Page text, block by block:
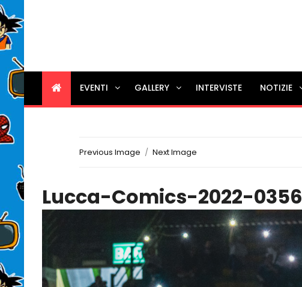
EVENTI GALLERY INTERVISTE NOTIZIE
Previous Image Next Image
Lucca-Comics-2022-0356